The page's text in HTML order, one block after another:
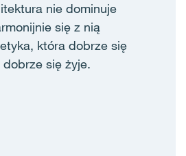
nie dominuje
się z nią
która dobrze się
się żyje.